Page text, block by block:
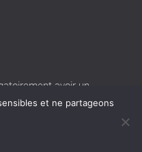
avoir un
et ne partageons